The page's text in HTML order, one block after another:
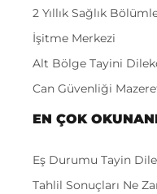
2 Yıllık Sağlık
İşitme Merkezi
Alt Bölge Tayini
Can Güvenliği
EN ÇOK
Eş Durumu Tayin
Tahlil Sonuçları Ne